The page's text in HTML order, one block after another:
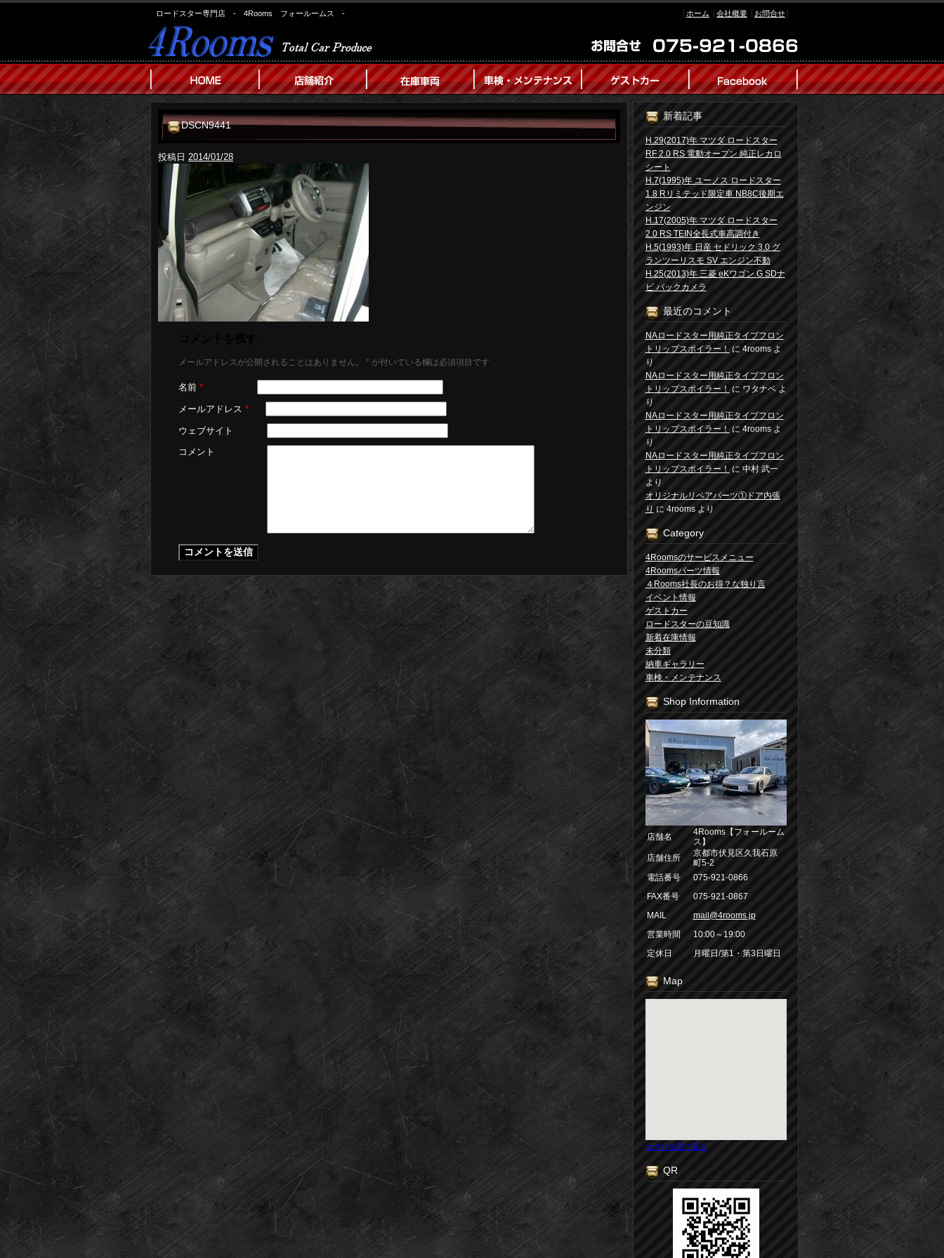
ロードスター専門店 - 4Rooms フォールームス - ホーム 会社概要 お問合せ
新着記事
H.29(2017)年 マツダ ロードスター
RF 2.0 RS 電動オープン 純正レカロ
シート
H.7(1995)年 ユーノス ロードスター
1.8 Rリミテッド限定車 NB8C後期エ
ンジン
H.17(2005)年 マツダ ロードスター
2.0 RS TEIN全長式車高調付き
H.5(1993)年 日産 セドリック 3.0 グ
ランツーリスモ SV エンジン不動
H.25(2013)年 三菱 eKワゴン G SDナ
ビ バックカメラ
最近のコメント
NAロードスター用純正タイプフロン
トリップスポイラー！
に 4roomsよ
り
NAロードスター用純正タイプフロン
トリップスポイラー！
に ワタナベよ
り
NAロードスター用純正タイプフロン
トリップスポイラー！
に 4roomsよ
り
NAロードスター用純正タイプフロン
トリップスポイラー！
に 中村 武一
より
オリジナルリペアパーツ①ドア内張
り に 4roomsより
Category
4Roomsのサービスメニュー
4Roomsパーツ情報
４Rooms社長のお得？な独り言
イベント情報
ゲストカー
ロードスターの豆知識
新着在庫情報
未分類
納車ギャラリー
車検・メンテナンス
Shop Information
店舗名
4Rooms【フォールーム
ス】
店舗住所
京都市伏見区久我石原
町5-2
電話番号
075-921-0866
FAX番号
075-921-0867
MAIL
mail@4rooms.jp
営業時間
10:00～19:00
定休日
月曜日/第1・第3日曜日
Map
大きな地図で見る
QR
DSCN9441
投稿日 2014/01/28
メールアドレスが公開されることはありません。 * が付いている欄は必須項目です
名前 *
メールアドレス *
ウェブサイト
コメント